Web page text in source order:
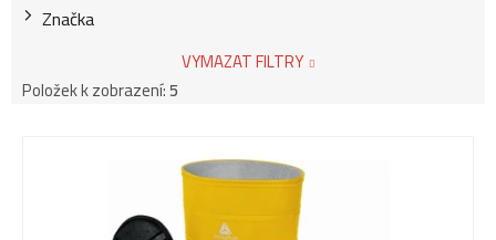
Značka
VYMAZAT FILTRY
Položek k zobrazení:5